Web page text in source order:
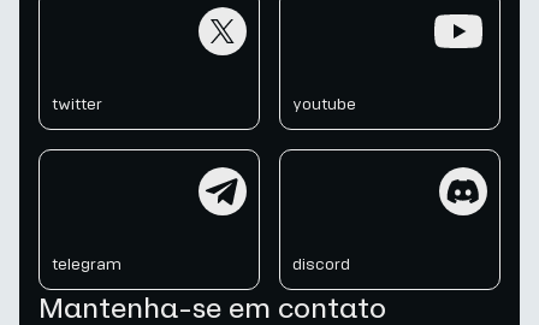
twitter youtube
telegram discord
Mantenha-se em contato